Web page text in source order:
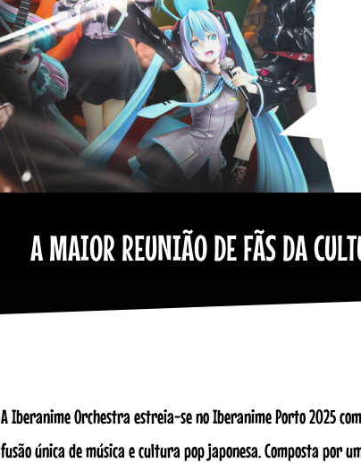
A MAIOR REUNIÃO DE FÃS DA
A Iberanime Orchestra estreia-se no Iberanime Porto 2025
fusão única de música e cultura pop japonesa. Composta por